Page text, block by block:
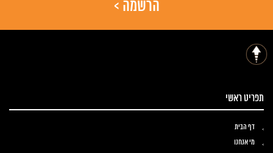
תפריט ראשי
דף הבית
מי אנחנו